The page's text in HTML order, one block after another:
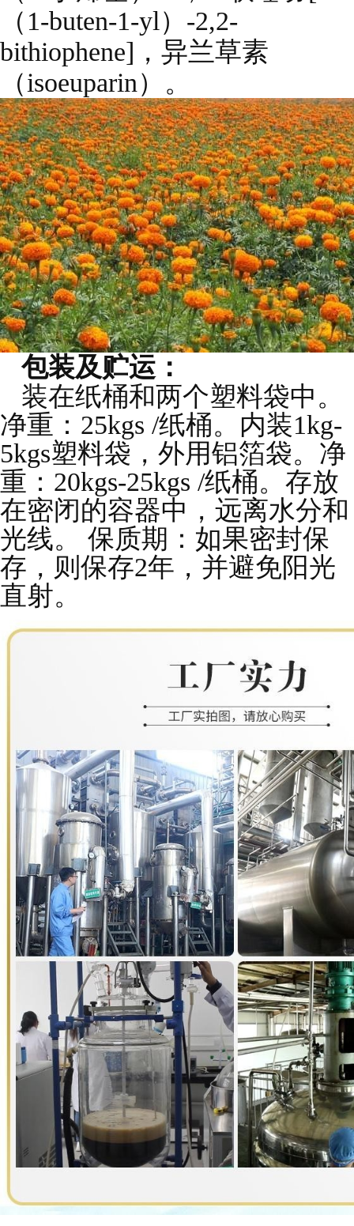
（1-buten-1-yl）-2,2-
bithiophene]，异兰草素
（isoeuparin）。
包装及贮运：
装在纸桶和两个塑料袋中。
净重：25kgs /纸桶。内装1kg-
5kgs塑料袋，外用铝箔袋。净
重：20kgs-25kgs /纸桶。存放
在密闭的容器中，远离水分和
光线。 保质期：如果密封保
存，则保存2年，并避免阳光
直射。